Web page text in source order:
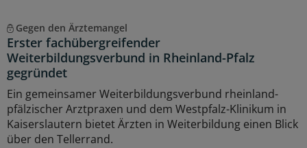
Gegen den Ärztemangel
Erster fachübergreifender
Weiterbildungsverbund in Rheinland-Pfalz
gegründet
Ein gemeinsamer Weiterbildungsverbund rheinland-
pfälzischer Arztpraxen und dem Westpfalz-Klinikum in
Kaiserslautern bietet Ärzten in Weiterbildung einen Blick
über den Tellerrand.